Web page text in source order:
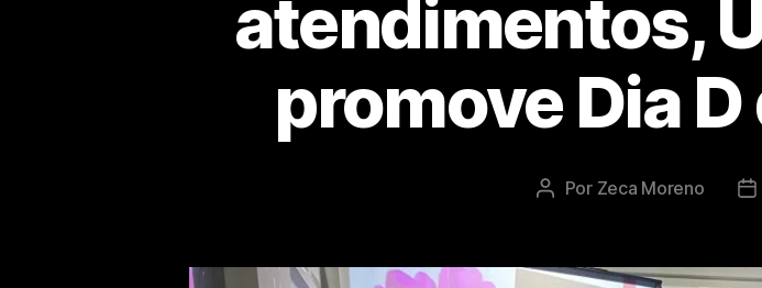
atendimentos,
promove Dia
Por Zeca Moreno